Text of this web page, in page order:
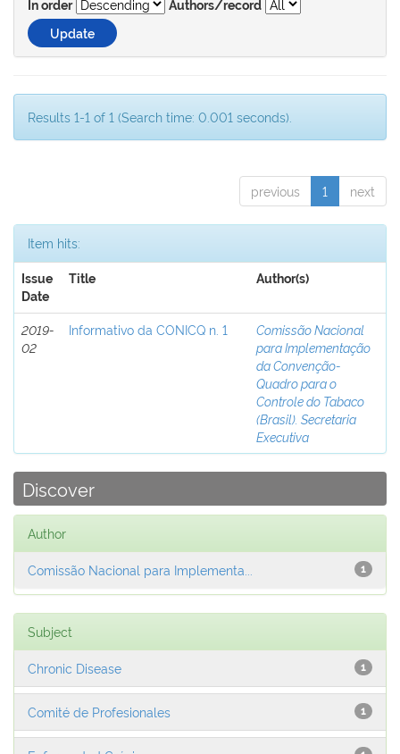
In order
Authors/record
Results 1-1 of 1 (Search time: 0.001 seconds).
previous 1 next
Item hits:
Issue
Date
Title Author(s)
2019-
02
Informativo da CONICQ n. 1
Comissão Nacional
para Implementação
da Convenção-
Quadro para o
Controle do Tabaco
(Brasil). Secretaria
Executiva
Discover
Author
1
Comissão Nacional para Implementa...
Subject
1
Chronic Disease
1
Comité de Profesionales